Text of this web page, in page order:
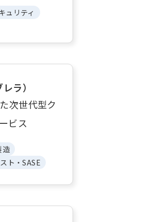
ュリティ
ラ）
次世代型ク
ビス
造
ト・SASE